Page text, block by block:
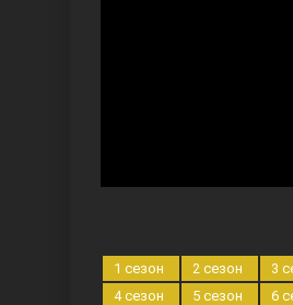
1 сезон 2 сезон
3
4 сезон
5 сезон 6